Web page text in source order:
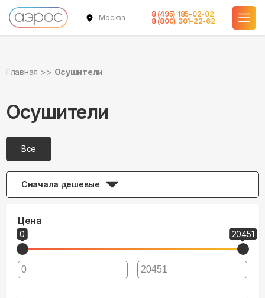
Москва
8 (495) 185-02-02
8 (800) 301-22-62
Главная Осушители
Осушители
Все
Сначала дешевые
Цена
0 20451